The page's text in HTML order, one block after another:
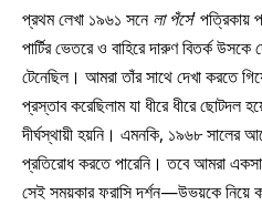
প্রথম লেখা ১৯৬১ সনেলা পঁসে’ পত্রিকায়
পার্টির ভেতরে ও বাহিরে দারুণ বিতর্ক
টেনেছিল। আমরা তাঁর সাথে দেখা করতে
প্রস্তাব করেছিলাম যা ধীরে ধীরে ছোটদল
দীর্ঘস্থায়ী হয়নি। এমনকি, ১৯৬৮
প্রতিরোধ করতে পারেনি। তবে আমরা
সেই সময়কার ফরাসি দর্শন—উভয়কে নিয়ে